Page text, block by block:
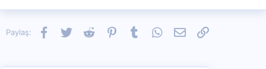
Paylaş: Facebook
TwitterReddit PinterestTumblrWhatsApp
E-postaLink